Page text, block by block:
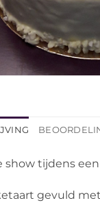
show tijdens
gevuld